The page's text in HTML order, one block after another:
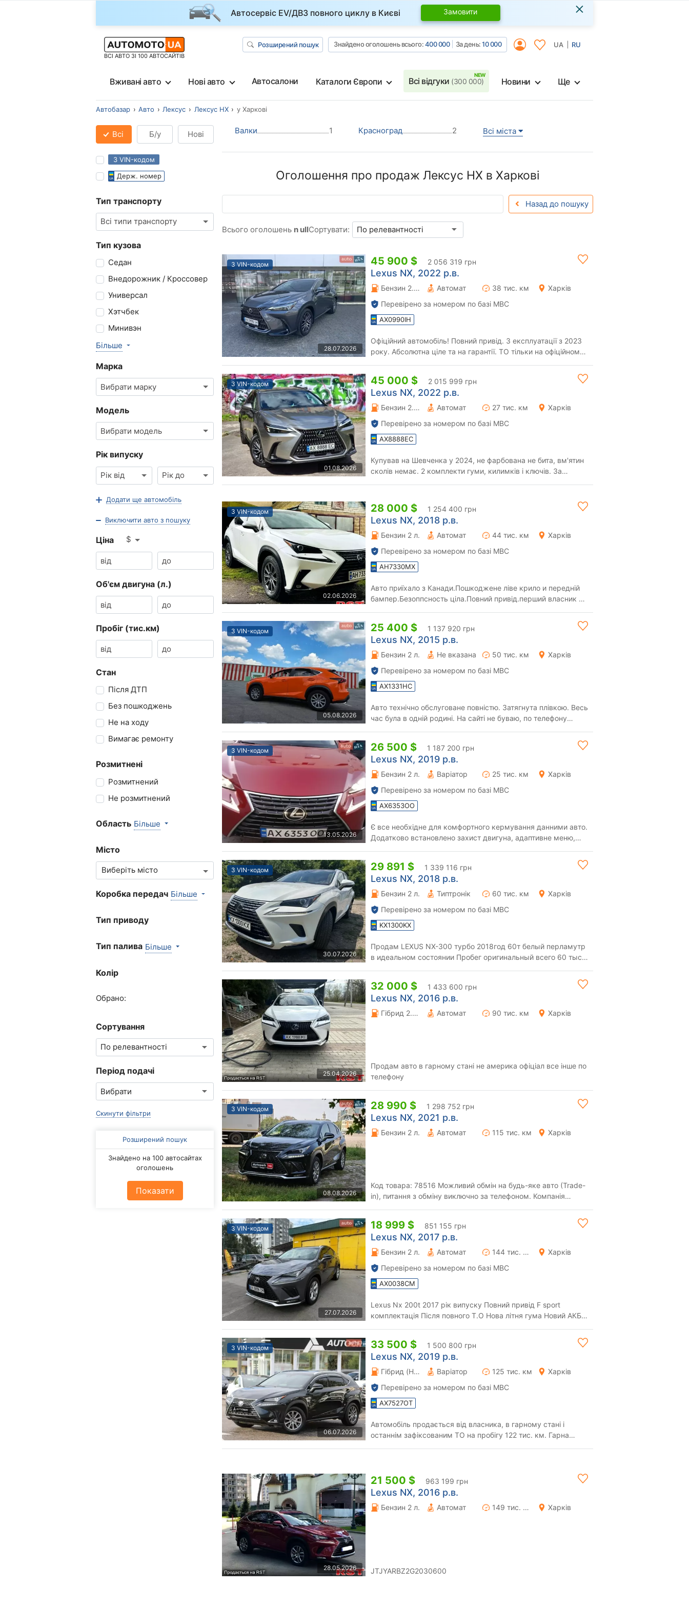
Автосервіс EV/ДВЗ повного циклу в Києві Замовити ×
ВСІ АВТО ЗІ 100 АВТОСАЙТІВ
Розширений пошук Знайдено оголошень всього:400 000 За день:10 000 UA RU
Вживані авто Нові авто Автосалони Каталоги Європи Всі відгуки (300 000) Новини Ще
Автобазар Авто Лексус Лексус НХ у Харкові
Всі Б/у Нові
З VIN-кодом
Держ. номер
Тип транспорту
Всі типи транспорту
Тип кузова
Седан
Внедорожник / Кроссовер
Универсал
Хэтчбек
Минивэн
Більше
Марка
Вибрати марку
Модель
Вибрати модель
Рік випуску
Рік від Рік до
Додати ще автомобіль
Виключити авто з пошуку
Ціна $
Об'єм двигуна (л.)
Пробіг (тис.км)
Стан
Після ДТП
Без пошкоджень
Не на ходу
Вимагає ремонту
Розмитнені
Розмитнений
Не розмитнений
Область Більше
Місто
Коробка передач Більше
Тип приводу
Тип палива Більше
Колір
Обрано:
Сортування
Період подачі
Скинути фільтри
Розширений пошук
Знайдено на 100 автосайтах
оголошень
Показати
Валки 1 Красноград 2 Всі міста
Оголошення про продаж Лексус НХ в Харкові
Назад до пошуку
Всього оголошень n ullСортувати:
З VIN-кодом
28.07.2026
45 900 $ 2 056 319 грн
Lexus NX, 2022 р.в.
Бензин 2.49 л. Автомат 38 тис. км
Харків
Перевірено за номером по базі МВС
AX0990IH
Офіційний автомобіль! Повний привід. З експлуатації з 2023
року. Абсолютна ціле та на гарантії. ТО тільки на офіційному
З VIN-кодом
01.08.2026
45 000 $ 2 015 999 грн
Lexus NX, 2022 р.в.
Бензин 2.49 л. Автомат 27 тис. км
Харків
Перевірено за номером по базі МВС
AX8888EC
Купував на Шевченка у 2024, не фарбована не бита, вм'ятин
сколів немає. 2 комплекти гуми, килимків і ключів. За
З VIN-кодом
02.06.2026
28 000 $ 1 254 400 грн
Lexus NX, 2018 р.в.
Бензин 2 л. Автомат 44 тис. км
Харків
Перевірено за номером по базі МВС
AH7330MX
Авто приїхало з Канади.Пошкоджене ліве крило и передній
бампер.Безоппсность ціла.Повний привід.перший власник в
З VIN-кодом
05.08.2026
25 400 $ 1 137 920 грн
Lexus NX, 2015 р.в.
Бензин 2 л. Не вказана 50 тис. км
Харків
Перевірено за номером по базі МВС
AX1331HC
Авто технічно обслуговане повністю. Затягнута плівкою. Весь
час була в одній родині. На сайті не буваю, по телефону
З VIN-кодом
13.05.2026
26 500 $ 1 187 200 грн
Lexus NX, 2019 р.в.
Бензин 2 л. Варіатор 25 тис. км
Харків
Перевірено за номером по базі МВС
AX6353OO
Є все необхідне для комфортного кермування данними авто.
Додатково встановлено захист двигуна, адаптивне меню,
З VIN-кодом
30.07.2026
29 891 $ 1 339 116 грн
Lexus NX, 2018 р.в.
Бензин 2 л. Типтронік 60 тис. км
Харків
Перевірено за номером по базі МВС
KX1300KX
Продам LEXUS NX-300 турбо 2018год 60т белый перламутр
в идеальном состоянии Пробег оригинальный всего 60 тыс
25.04.2026
32 000 $ 1 433 600 грн
Lexus NX, 2016 р.в.
Гібрид 2.5 л. Автомат 90 тис. км Харків
Продам авто в гарному стані не америка офіціал все інше по
телефону
З VIN-кодом
08.08.2026
28 990 $ 1 298 752 грн
Lexus NX, 2021 р.в.
Бензин 2 л. Автомат 115 тис. км Харків
Код товара: 78516 Можливий обмін на будь-яке авто (Trade-
in), питання з обміну виключно за телефоном. Компанія
З VIN-кодом
27.07.2026
18 999 $ 851 155 грн
Lexus NX, 2017 р.в.
Бензин 2 л. Автомат 144 тис. км
Харків
Перевірено за номером по базі МВС
AX0038CM
Lexus Nx 200t 2017 рік випуску Повний привід F sport
комплектація Після повного Т.О Нова літня гума Новий АКБ
З VIN-кодом
06.07.2026
33 500 $ 1 500 800 грн
Lexus NX, 2019 р.в.
Гібрид (HEV) 2.49 л. Варіатор 125 тис. км
Харків
Перевірено за номером по базі МВС
AX7527OT
Автомобіль продається від власника, в гарному стані і
останнім зафіксованим ТО на пробігу 122 тис. км. Гарна
28.05.2026
21 500 $ 963 199 грн
Lexus NX, 2016 р.в.
Бензин 2 л. Автомат 149 тис. км Харків
JTJYARBZ2G2030600